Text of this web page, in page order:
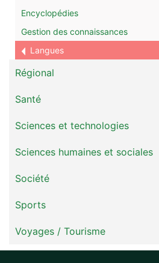
Encyclopédies
Gestion des connaissances
Langues
Régional
Santé
Sciences et technologies
Sciences humaines et sociales
Société
Sports
Voyages / Tourisme